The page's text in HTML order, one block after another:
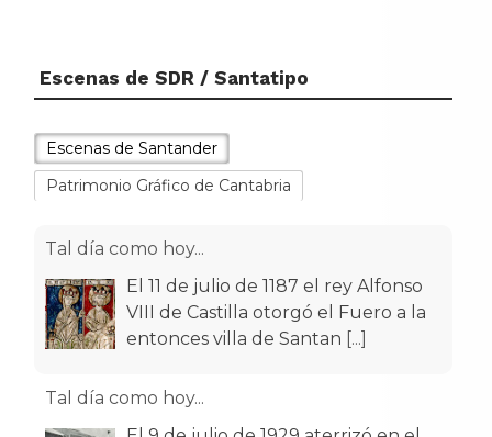
Escenas de SDR / Santatipo
Escenas de Santander
Patrimonio Gráfico de Cantabria
Tal día como hoy...
El 11 de julio de 1187 el rey Alfonso
VIII de Castilla otorgó el Fuero a la
entonces villa de Santan [...]
Tal día como hoy...
El 9 de julio de 1929 aterrizó en el